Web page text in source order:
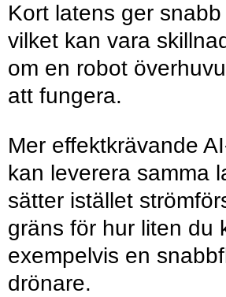
Kort latens ger
vilket kan vara
om en robot
att fungera.
Mer effektkrävande
kan leverera samma
sätter istället
gräns för hur liten du
exempelvis en
drönare.